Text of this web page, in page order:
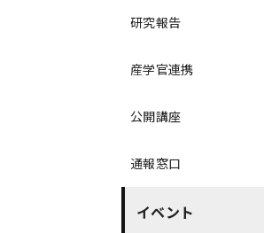
研究報告
産学官連携
公開講座
通報窓口
イベント